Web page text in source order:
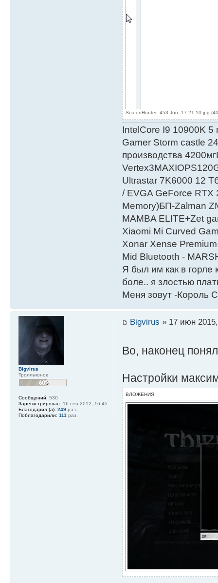
ScreenHunter_453 Jun. 17 21.10.jpg
IntelСore I9 10900K 5
Gamer Storm castle
производства
Ultrastar 7K6000 12
/ EVGA GeForce RTX
Мemory)БП-Zalman
MAMBA ELITE+Zet
Xiaomi Mi Curved
Xonar Xense
Mid Bluetooth -
Я был им как в горле
боле.. я злостью
Меня зовут -Король
Bigvirus » 17 июн
Во, наконец
Настройки
ВЛОЖЕНИЯ
Bigvirus
Тролльчонок
Сообщений: 530
Зарегистрирован: 16 сен 2012, 16:45
Благодарил (а): 249 раз.
Поблагодарили: 111 раз.